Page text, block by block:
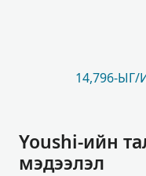
14,796-
Youshi-ийн
мэдээлэл